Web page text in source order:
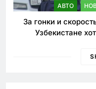
АВТО
За гонки и
Узбекистане